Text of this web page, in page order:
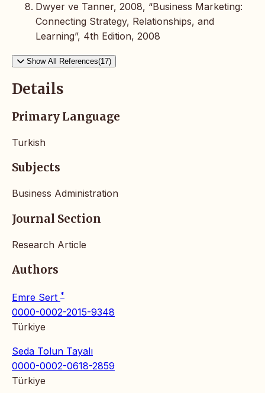
Dwyer ve Tanner, 2008, “Business Marketing:
Connecting Strategy, Relationships, and
Learning”, 4th Edition, 2008
Show All References(17)
Details
Primary Language
Turkish
Subjects
Business Administration
Journal Section
Research Article
Authors
Emre Sert *
0000-0002-2015-9348
Türkiye
Seda Tolun Tayalı
0000-0002-0618-2859
Türkiye